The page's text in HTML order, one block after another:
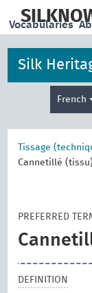
main
Vocabularies
Silk
French
Tissage
Cannetillé (tissu)
PREFERRED
DEFINITION